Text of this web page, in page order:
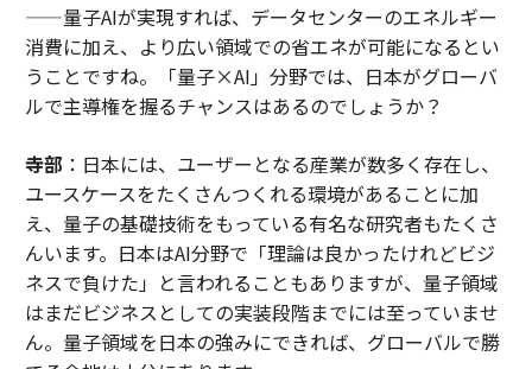
——量子AIが実現すれば、データセンターのエネルギー
消費に加え、より広い領域での省エネが可能になるとい
うことですね。「量子×AI」分野では、日本がグローバ
ルで主導権を握るチャンスはあるのでしょうか？
寺部 ：日本には、ユーザーとなる産業が数多く存在し、
ユースケースをたくさんつくれる環境があることに加
え、量子の基礎技術をもっている有名な研究者もたくさ
んいます。日本はAI分野で「理論は良かったけれどビジ
ネスで負けた」と言われることもありますが、量子領域
はまだビジネスとしての実装段階までには至っていませ
ん。量子領域を日本の強みにできれば、グローバルで勝